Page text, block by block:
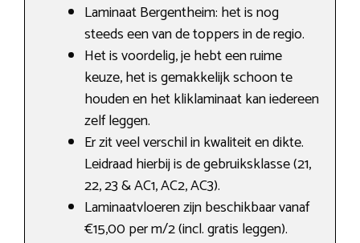
Laminaat Bergentheim: het is nog
steeds een van de toppers in de regio.
Het is voordelig, je hebt een ruime
keuze, het is gemakkelijk schoon te
houden en het kliklaminaat kan iedereen
zelf leggen.
Er zit veel verschil in kwaliteit en dikte.
Leidraad hierbij is de gebruiksklasse (21,
22, 23 & AC1, AC2, AC3).
Laminaatvloeren zijn beschikbaar vanaf
€15,00 per m/2 (incl. gratis leggen).